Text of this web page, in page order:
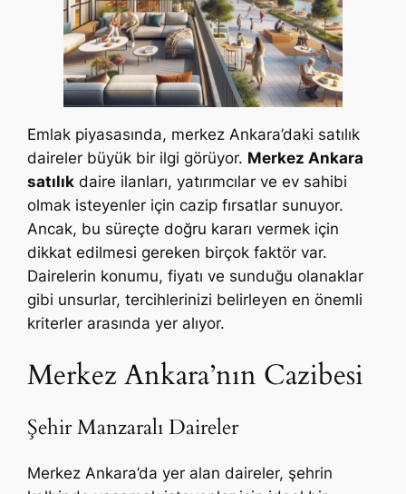
Emlak piyasasında, merkez Ankara’daki satılık
daireler büyük bir ilgi görüyor. Merkez Ankara
satılık daire ilanları, yatırımcılar ve ev sahibi
olmak isteyenler için cazip fırsatlar sunuyor.
Ancak, bu süreçte doğru kararı vermek için
dikkat edilmesi gereken birçok faktör var.
Dairelerin konumu, fiyatı ve sunduğu olanaklar
gibi unsurlar, tercihlerinizi belirleyen en önemli
kriterler arasında yer alıyor.
Merkez Ankara’nın Cazibesi
Şehir Manzaralı Daireler
Merkez Ankara’da yer alan daireler, şehrin